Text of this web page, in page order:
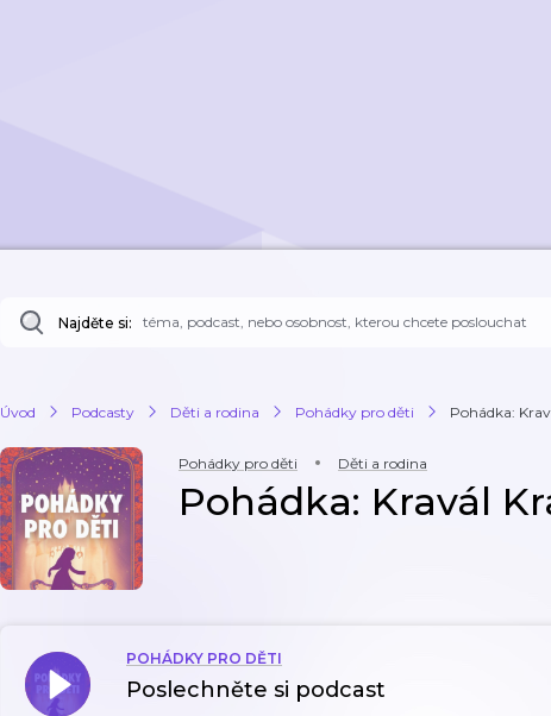
Najděte si:
Úvod Podcasty Děti a rodina Pohádky pro děti Pohádka:
Pohádky pro děti Děti a rodina
Pohádka: Kravál
POHÁDKY PRO DĚTI
Poslechněte si podcast